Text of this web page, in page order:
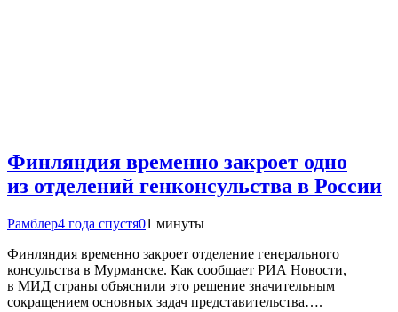
Финляндия временно закроет одно
из отделений генконсульства в России
Рамблер4 года спустя01 минуты
Финляндия временно закроет отделение генерального
консульства в Мурманске. Как сообщает РИА Новости,
в МИД страны объяснили это решение значительным
сокращением основных задач представительства….